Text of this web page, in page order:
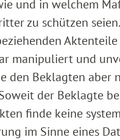
und in welchem
zu schützen
Aktenteile
manipuliert und
den Beklagten aber
der Beklagte
finde keine
im Sinne eines